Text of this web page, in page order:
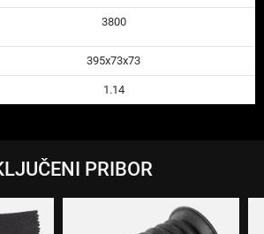
3800
395x73x73
1.14
PRIBOR